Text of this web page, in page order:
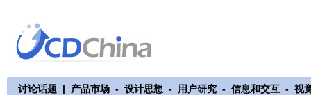
讨论话题 | 产品市场 - 设计思想 - 用户研究 - 信息和交互 - 视